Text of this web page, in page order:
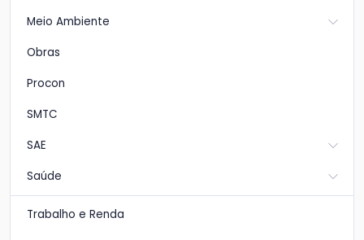
Meio Ambiente
Obras
Procon
SMTC
SAE
Saúde
Trabalho e Renda